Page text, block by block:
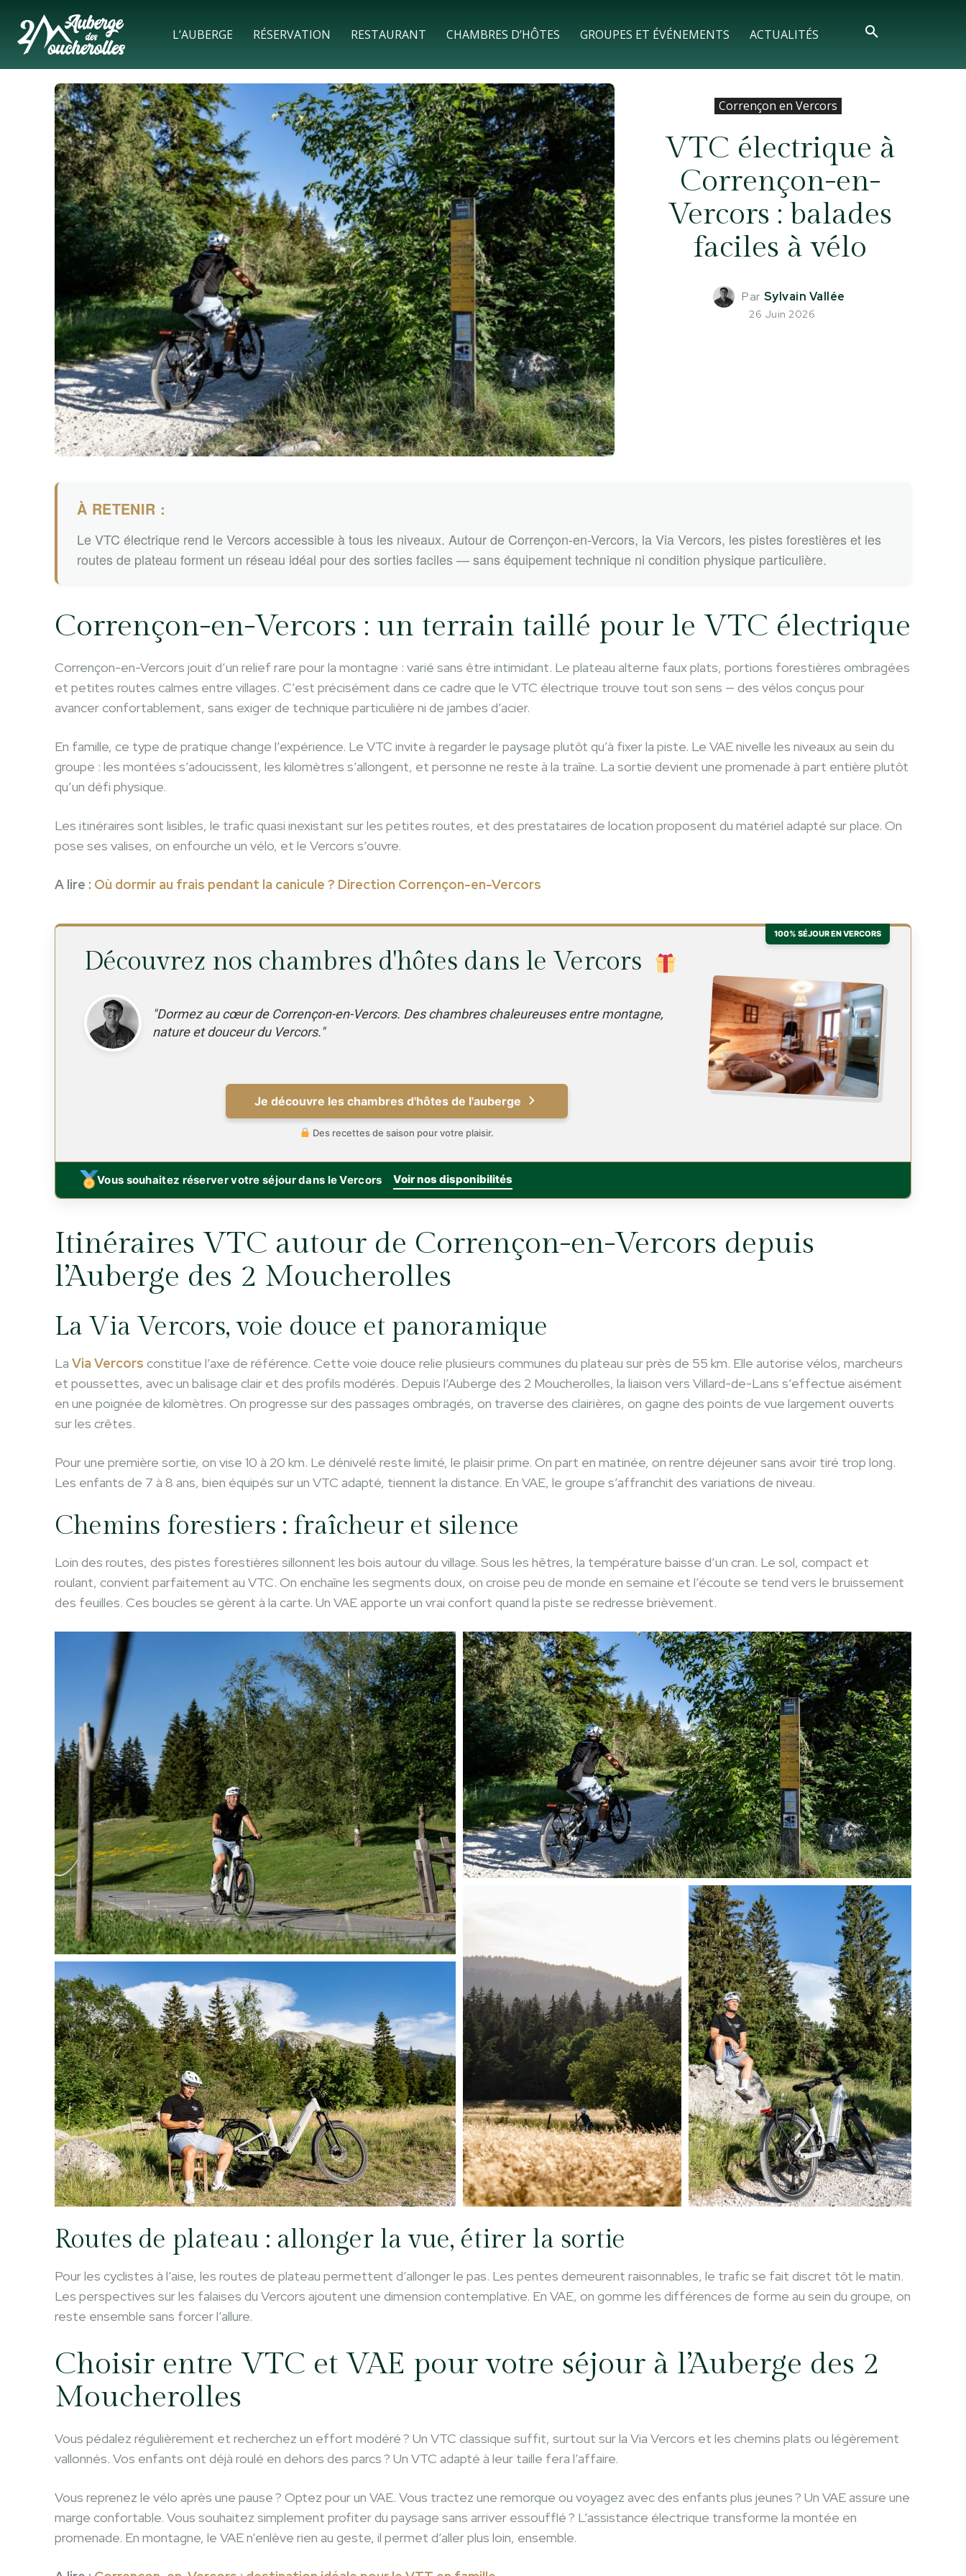
L’AUBERGE RÉSERVATION RESTAURANT CHAMBRES D’HÔTES GROUPES ET ÉVÉNEMENTS ACTUALITÉS
Corrençon en Vercors
VTC électrique à
Corrençon-en-
Vercors : balades
faciles à vélo
Par Sylvain Vallée
26 Juin 2026
À RETENIR :
Le VTC électrique rend le Vercors accessible à tous les niveaux. Autour de Corrençon-en-Vercors, la Via Vercors, les pistes forestières et les
routes de plateau forment un réseau idéal pour des sorties faciles — sans équipement technique ni condition physique particulière.
Corrençon-en-Vercors : un terrain taillé pour le VTC électrique
Corrençon-en-Vercors jouit d’un relief rare pour la montagne : varié sans être intimidant. Le plateau alterne faux plats, portions forestières ombragées
et petites routes calmes entre villages. C’est précisément dans ce cadre que le VTC électrique trouve tout son sens — des vélos conçus pour
avancer confortablement, sans exiger de technique particulière ni de jambes d’acier.
En famille, ce type de pratique change l’expérience. Le VTC invite à regarder le paysage plutôt qu’à fixer la piste. Le VAE nivelle les niveaux au sein du
groupe : les montées s’adoucissent, les kilomètres s’allongent, et personne ne reste à la traîne. La sortie devient une promenade à part entière plutôt
qu’un défi physique.
Les itinéraires sont lisibles, le trafic quasi inexistant sur les petites routes, et des prestataires de location proposent du matériel adapté sur place. On
pose ses valises, on enfourche un vélo, et le Vercors s’ouvre.
A lire : Où dormir au frais pendant la canicule ? Direction Corrençon-en-Vercors
100% SÉJOUR EN VERCORS
Découvrez nos chambres d'hôtes dans le Vercors
"Dormez au cœur de Corrençon-en-Vercors. Des chambres chaleureuses entre montagne,
nature et douceur du Vercors."
Je découvre les chambres d'hôtes de l'auberge
Des recettes de saison pour votre plaisir.
Vous souhaitez réserver votre séjour dans le Vercors Voir nos disponibilités
Itinéraires VTC autour de Corrençon-en-Vercors depuis
l’Auberge des 2 Moucherolles
La Via Vercors, voie douce et panoramique
La Via Vercors constitue l’axe de référence. Cette voie douce relie plusieurs communes du plateau sur près de 55 km. Elle autorise vélos, marcheurs
et poussettes, avec un balisage clair et des profils modérés. Depuis l’Auberge des 2 Moucherolles, la liaison vers Villard-de-Lans s’effectue aisément
en une poignée de kilomètres. On progresse sur des passages ombragés, on traverse des clairières, on gagne des points de vue largement ouverts
sur les crêtes.
Pour une première sortie, on vise 10 à 20 km. Le dénivelé reste limité, le plaisir prime. On part en matinée, on rentre déjeuner sans avoir tiré trop long.
Les enfants de 7 à 8 ans, bien équipés sur un VTC adapté, tiennent la distance. En VAE, le groupe s’affranchit des variations de niveau.
Chemins forestiers : fraîcheur et silence
Loin des routes, des pistes forestières sillonnent les bois autour du village. Sous les hêtres, la température baisse d’un cran. Le sol, compact et
roulant, convient parfaitement au VTC. On enchaîne les segments doux, on croise peu de monde en semaine et l’écoute se tend vers le bruissement
des feuilles. Ces boucles se gèrent à la carte. Un VAE apporte un vrai confort quand la piste se redresse brièvement.
Routes de plateau : allonger la vue, étirer la sortie
Pour les cyclistes à l’aise, les routes de plateau permettent d’allonger le pas. Les pentes demeurent raisonnables, le trafic se fait discret tôt le matin.
Les perspectives sur les falaises du Vercors ajoutent une dimension contemplative. En VAE, on gomme les différences de forme au sein du groupe, on
reste ensemble sans forcer l’allure.
Choisir entre VTC et VAE pour votre séjour à l’Auberge des 2
Moucherolles
Vous pédalez régulièrement et recherchez un effort modéré ? Un VTC classique suffit, surtout sur la Via Vercors et les chemins plats ou légèrement
vallonnés. Vos enfants ont déjà roulé en dehors des parcs ? Un VTC adapté à leur taille fera l’affaire.
Vous reprenez le vélo après une pause ? Optez pour un VAE. Vous tractez une remorque ou voyagez avec des enfants plus jeunes ? Un VAE assure une
marge confortable. Vous souhaitez simplement profiter du paysage sans arriver essoufflé ? L’assistance électrique transforme la montée en
promenade. En montagne, le VAE n’enlève rien au geste, il permet d’aller plus loin, ensemble.